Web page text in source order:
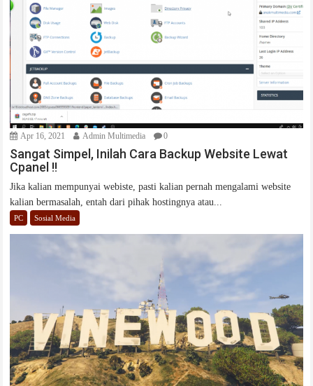
Apr 16, 2021 Admin Multimedia 0
Sangat Simpel, Inilah Cara Backup Website Lewat
Cpanel !!
Jika kalian mempunyai webiste, pasti kalian pernah mengalami website
kalian bermasalah, entah dari pihak hostingnya atau...
PC Sosial Media